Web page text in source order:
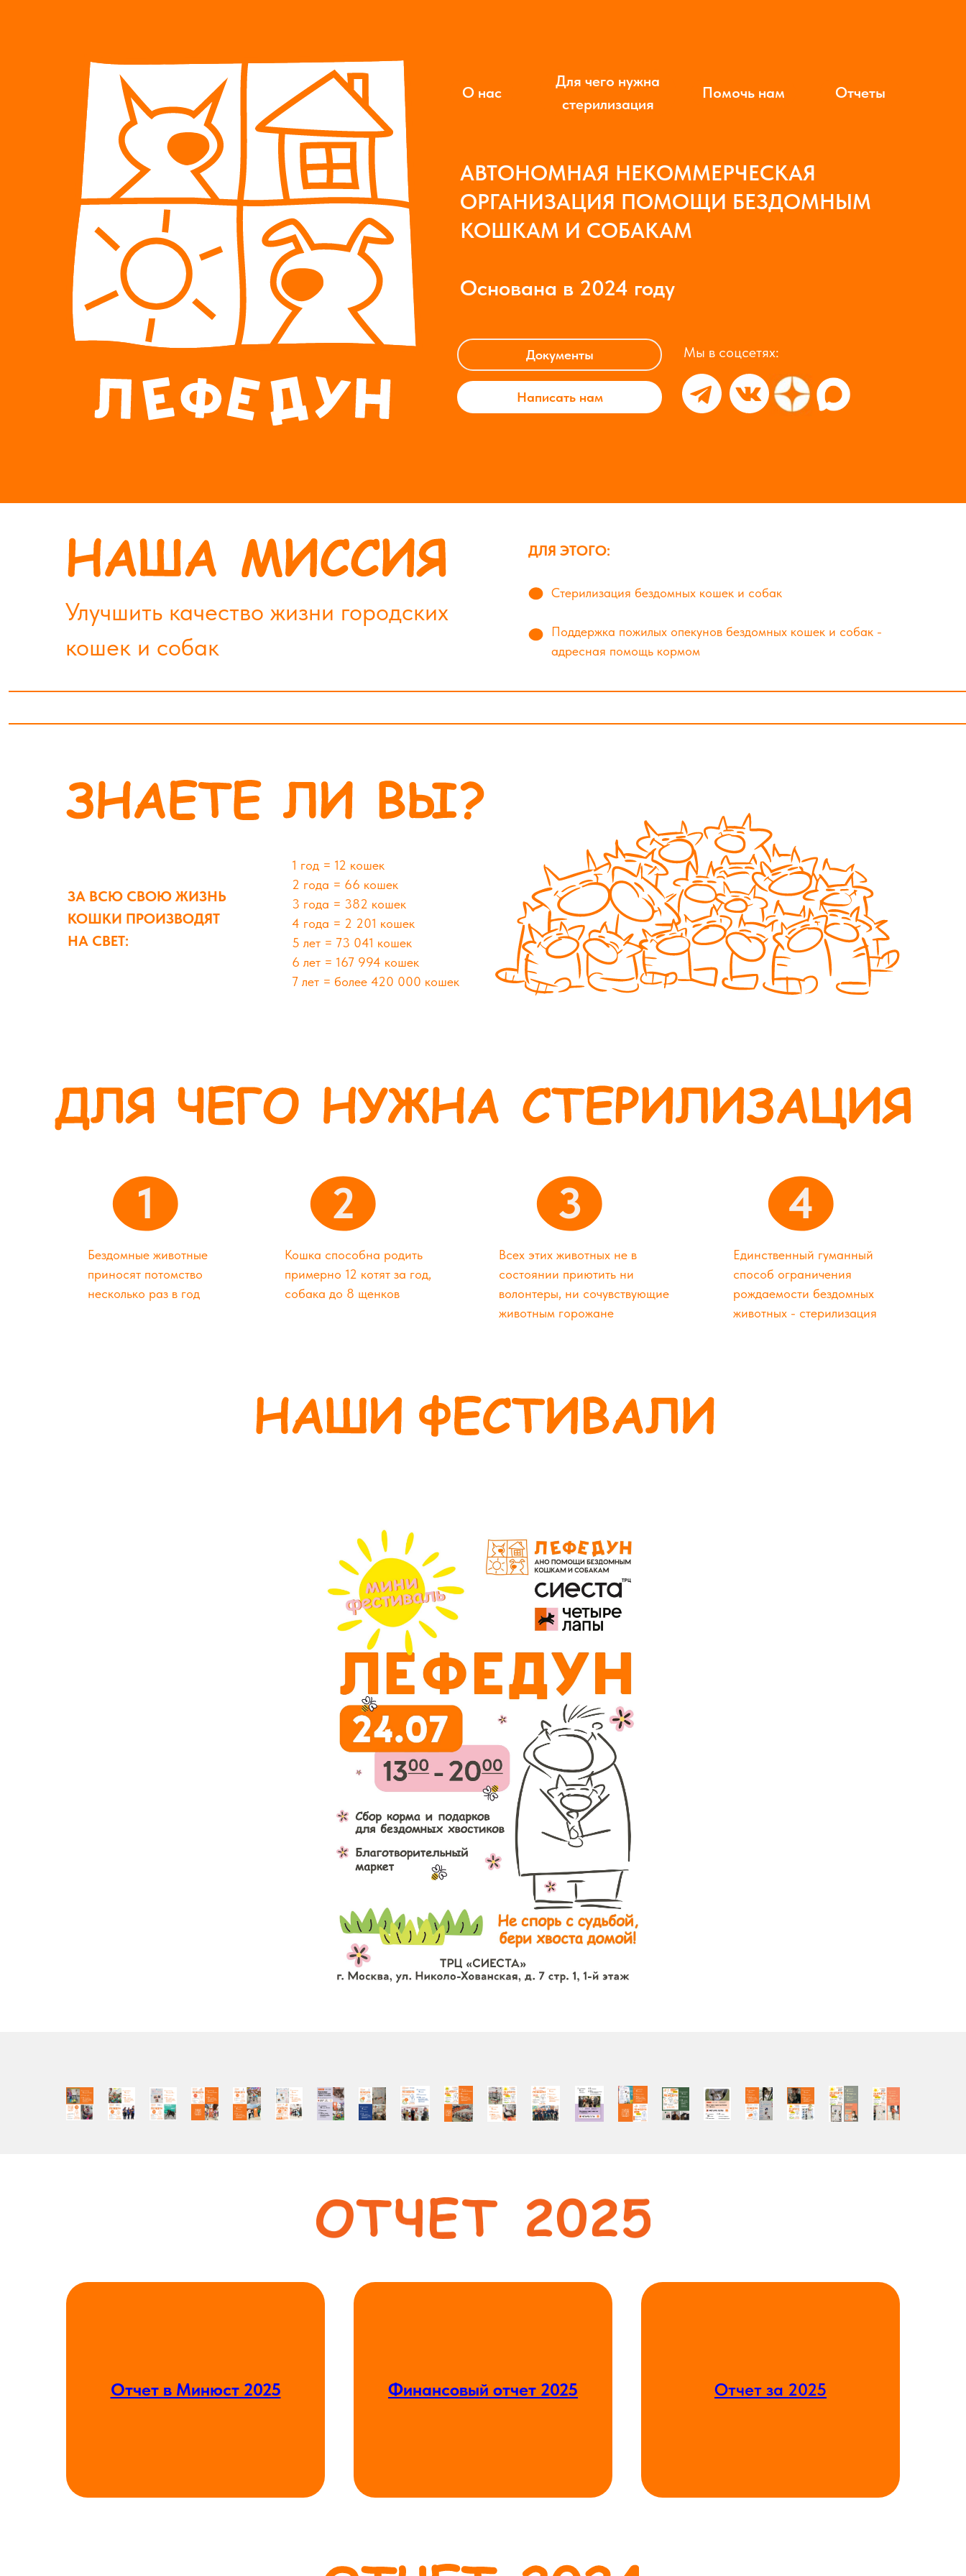
АВТОНОМНАЯ НЕКОММЕРЧЕСКАЯ
ОРГАНИЗАЦИЯ ПОМОЩИ БЕЗДОМНЫМ
КОШКАМ И СОБАКАМ
Основана в 2024 году
Написать нам
Отчеты
О нас
Для чего нужна
стерилизация
Помочь нам
Документы Мы в соцсетях:
ДЛЯ ЭТОГО:
Улучшить качество жизни городских
кошек и собак
Стерилизация бездомных кошек и собак
Поддержка пожилых опекунов бездомных кошек и собак -
адресная помощь кормом
1 год = 12 кошек
2 года = 66 кошек
3 года = 382 кошек
4 года = 2 201 кошек
5 лет = 73 041 кошек
6 лет = 167 994 кошек
7 лет = более 420 000 кошек
ЗА ВСЮ СВОЮ ЖИЗНЬ
КОШКИ ПРОИЗВОДЯТ
НА СВЕТ:
Бездомные животные
приносят потомство
несколько раз в год
1
Кошка способна родить
примерно 12 котят за год,
собака до 8 щенков
2
Всех этих животных не в
состоянии приютить ни
волонтеры, ни сочувствующие
животным горожане
3
Единственный гуманный
способ ограничения
рождаемости бездомных
животных - стерилизация
4
Отчет в Минюст 2025 Финансовый отчет 2025 Отчет за 2025